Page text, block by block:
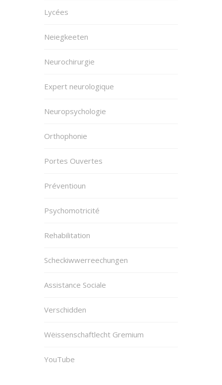
Lycées
Neiegkeeten
Neurochirurgie
Expert neurologique
Neuropsychologie
Orthophonie
Portes Ouvertes
Préventioun
Psychomotricité
Rehabilitation
Scheckiwwerreechungen
Assistance Sociale
Verschidden
Wëissenschaftlecht Gremium
YouTube